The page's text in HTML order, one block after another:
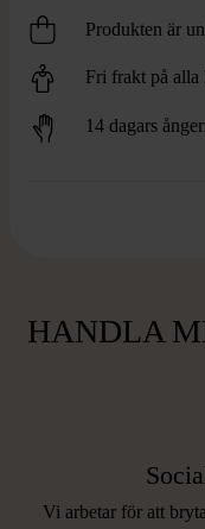
Produkten är
Fri frakt på alla
14 dagars
HANDLA
Vi arbetar för att